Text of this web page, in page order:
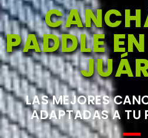
PADDLE
LAS MEJORES
ADAPTADAS A TU